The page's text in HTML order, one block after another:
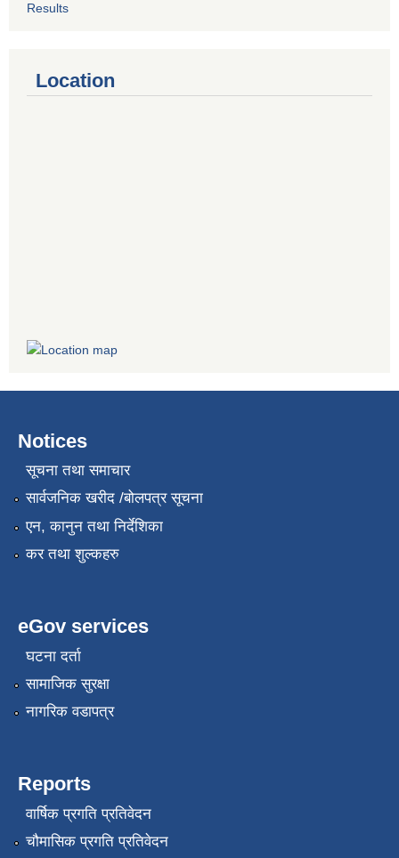
Results
Location
Notices
सूचना तथा समाचार
सार्वजनिक खरीद /बोलपत्र सूचना
एन, कानुन तथा निर्देशिका
कर तथा शुल्कहरु
eGov services
घटना दर्ता
सामाजिक सुरक्षा
नागरिक वडापत्र
Reports
वार्षिक प्रगति प्रतिवेदन
चौमासिक प्रगति प्रतिवेदन